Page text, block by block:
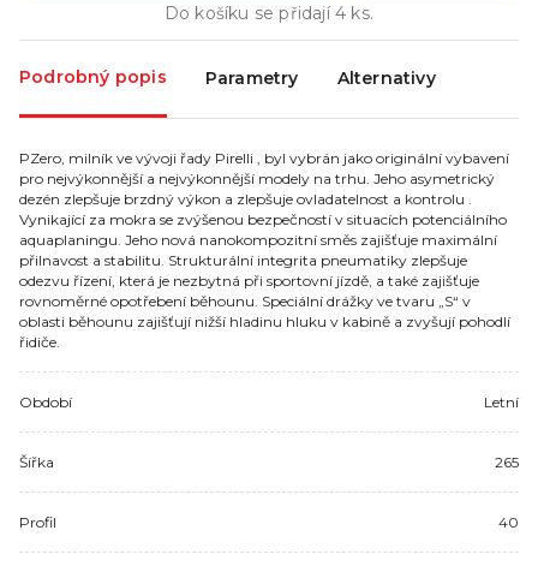
Do košíku se přidají4 ks.
Podrobný popis Parametry Alternativy
PZero, milník ve vývoji řady Pirelli , byl vybrán jako originální vybavení
pro nejvýkonnější a nejvýkonnější modely na trhu. Jeho asymetrický
dezén zlepšuje brzdný výkon a zlepšuje ovladatelnost a kontrolu .
Vynikající za mokra se zvýšenou bezpečností v situacích potenciálního
aquaplaningu. Jeho nová nanokompozitní směs zajišťuje maximální
přilnavost a stabilitu. Strukturální integrita pneumatiky zlepšuje
odezvu řízení, která je nezbytná při sportovní jízdě, a také zajišťuje
rovnoměrné opotřebení běhounu. Speciální drážky ve tvaru „S“ v
oblasti běhounu zajišťují nižší hladinu hluku v kabině a zvyšují pohodlí
řidiče.
Období Letní
Šířka 265
Profil 40